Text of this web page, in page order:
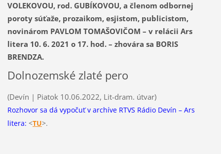
VOLEKOVOU, rod. GUBÍKOVOU, a členom odbornej
poroty súťaže, prozaikom, esjistom, publicistom,
novinárom PAVLOM TOMAŠOVIČOM – v relácii Ars
litera 10. 6. 2021 o 17. hod. – zhovára sa BORIS
BRENDZA.
Dolnozemské zlaté pero
(Devín | Piatok 10.06.2022, Lit-dram. útvar)
Rozhovor sa dá vypočuť v archíve RTVS Rádio Devín – Ars
litera: <TU>.